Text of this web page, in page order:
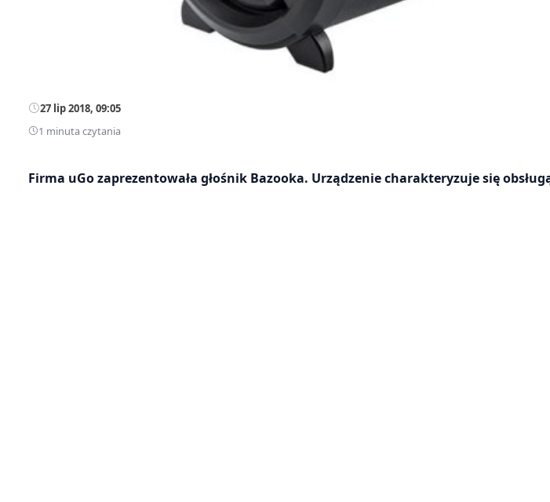
27 lip 2018, 09:05
1 minuta czytania
Firma uGo zaprezentowała głośnik Bazooka. Urządzenie charakteryzuje się